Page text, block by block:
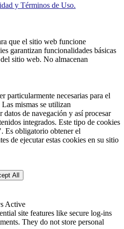
y Términos de Uso.
que el sitio web funcione
garantizan funcionalidades básicas
sitio web. No almacenan
particularmente necesarias para el
mismas se utilizan
de navegación y así procesar
integrados. Este tipo de cookies
Es obligatorio obtener el
de ejecutar estas cookies en su sitio
All
Active
site features like secure log-ins
They do not store personal